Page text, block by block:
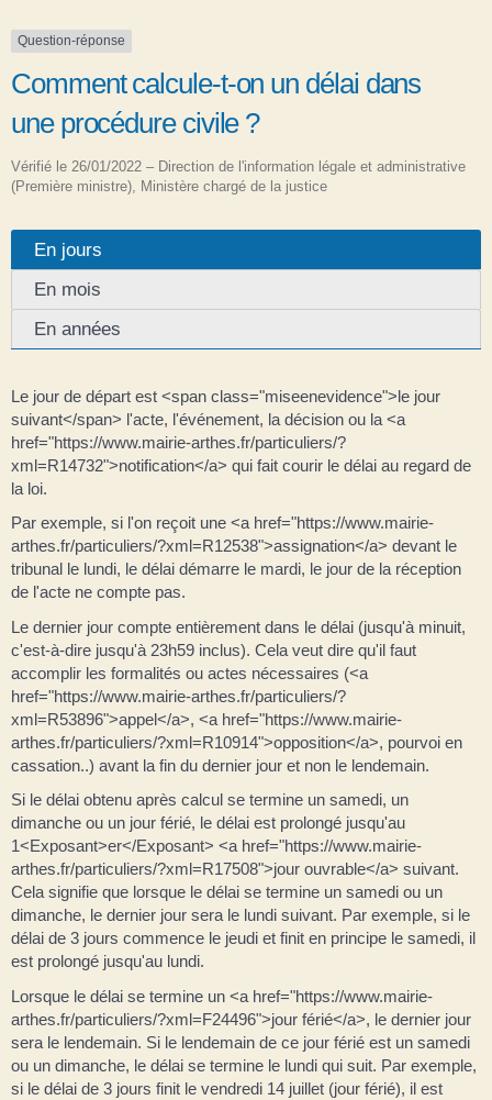
Question-réponse
Comment calcule-t-on un délai dans
une procédure civile ?
Vérifié le 26/01/2022 – Direction de l'information légale et administrative
(Première ministre), Ministère chargé de la justice
En jours
En mois
En années
Le jour de départ est <span class="miseenevidence">le jour
suivant</span> l'acte, l'événement, la décision ou la <a
href="https://www.mairie-arthes.fr/particuliers/?
xml=R14732">notification</a> qui fait courir le délai au regard de
la loi.
Par exemple, si l'on reçoit une <a href="https://www.mairie-
arthes.fr/particuliers/?xml=R12538">assignation</a> devant le
tribunal le lundi, le délai démarre le mardi, le jour de la réception
de l'acte ne compte pas.
Le dernier jour compte entièrement dans le délai (jusqu'à minuit,
c'est-à-dire jusqu'à 23h59 inclus). Cela veut dire qu'il faut
accomplir les formalités ou actes nécessaires (<a
href="https://www.mairie-arthes.fr/particuliers/?
xml=R53896">appel</a>, <a href="https://www.mairie-
arthes.fr/particuliers/?xml=R10914">opposition</a>, pourvoi en
cassation..) avant la fin du dernier jour et non le lendemain.
Si le délai obtenu après calcul se termine un samedi, un
dimanche ou un jour férié, le délai est prolongé jusqu'au
1<Exposant>er</Exposant> <a href="https://www.mairie-
arthes.fr/particuliers/?xml=R17508">jour ouvrable</a> suivant.
Cela signifie que lorsque le délai se termine un samedi ou un
dimanche, le dernier jour sera le lundi suivant. Par exemple, si le
délai de 3 jours commence le jeudi et finit en principe le samedi, il
est prolongé jusqu'au lundi.
Lorsque le délai se termine un <a href="https://www.mairie-
arthes.fr/particuliers/?xml=F24496">jour férié</a>, le dernier jour
sera le lendemain. Si le lendemain de ce jour férié est un samedi
ou un dimanche, le délai se termine le lundi qui suit. Par exemple,
si le délai de 3 jours finit le vendredi 14 juillet (jour férié), il est